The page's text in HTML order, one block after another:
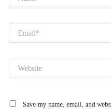
Save my name, email, and